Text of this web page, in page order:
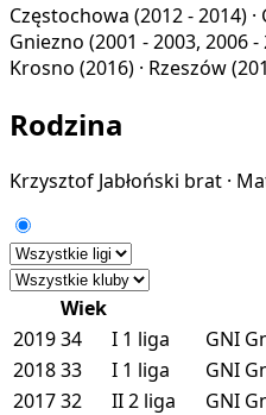
Częstochowa (2012 - 2014) ·
Gniezno (2001 - 2003, 2006 -
Krosno (2016) · Rzeszów
Rodzina
Krzysztof Jabłoński brat ·
Wiek
201934 I 1 liga GNI
201833 I 1 liga GNI
201732 II2 liga GNI